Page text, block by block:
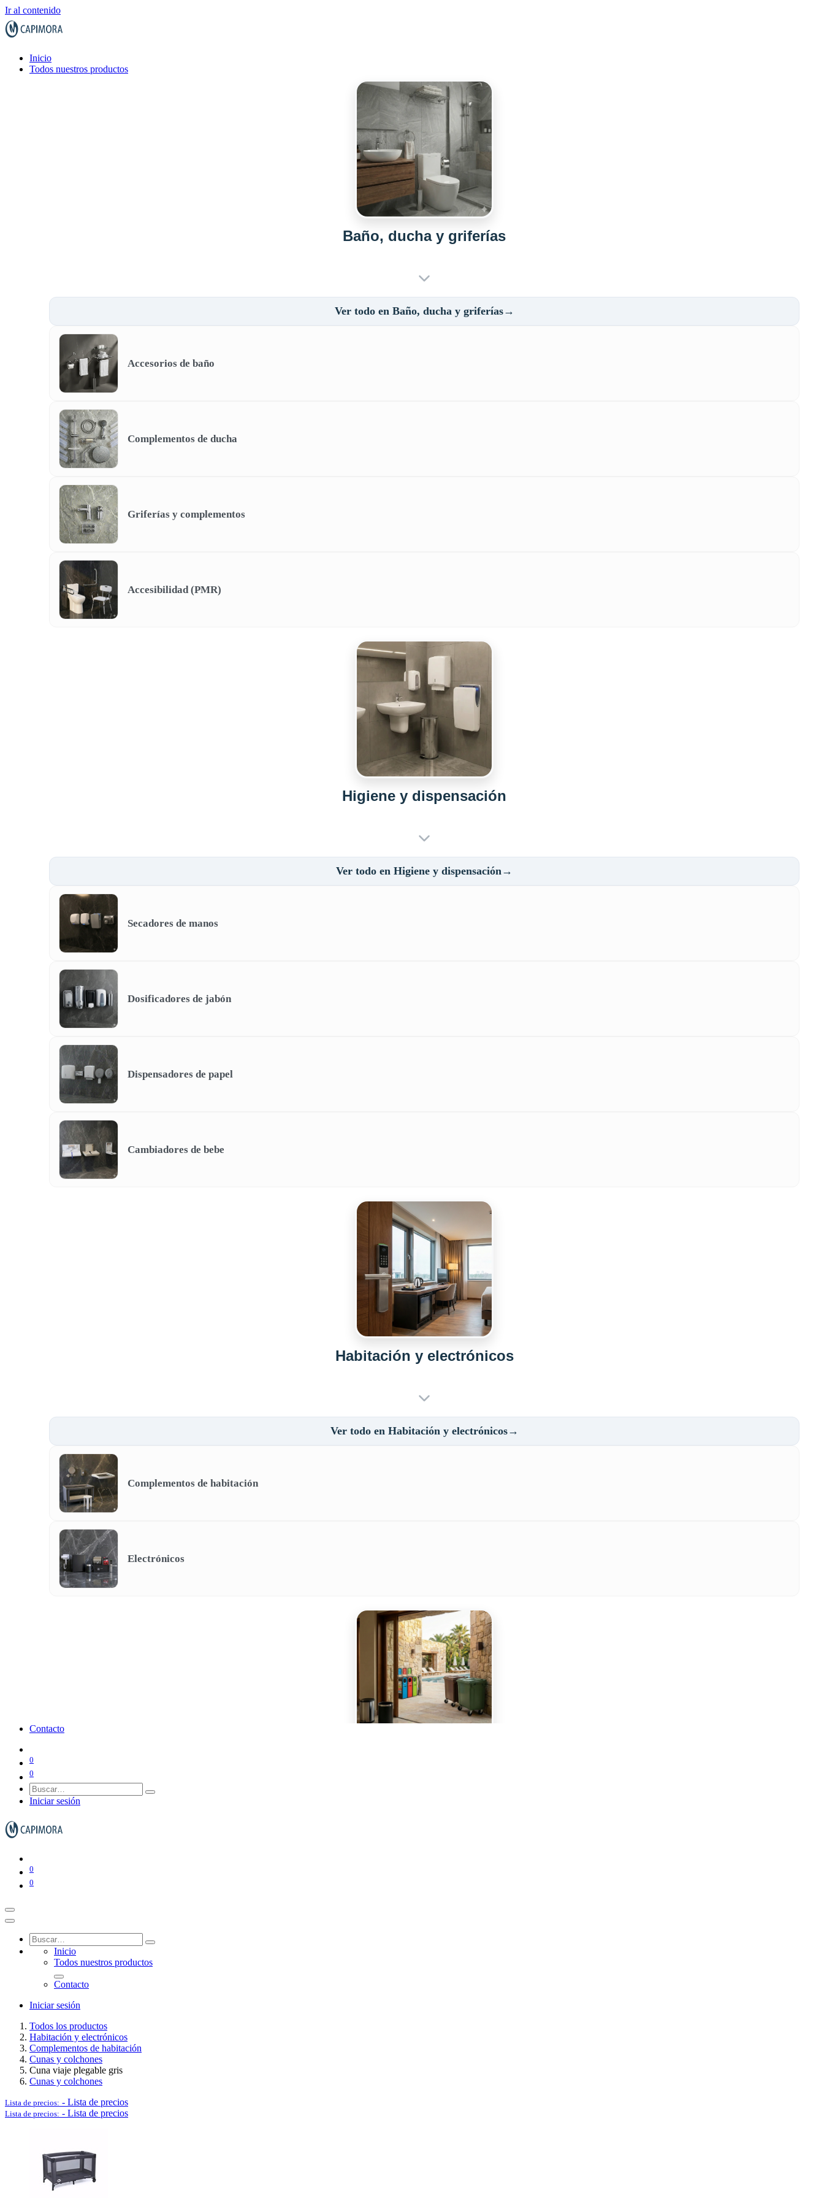
Ir al contenido
Inicio
Todos nuestros productos
Baño, ducha y griferías
Ver todo en Baño, ducha y griferías→
Accesorios de baño
Complementos de ducha
Griferías y complementos
Accesibilidad (PMR)
Higiene y dispensación
Ver todo en Higiene y dispensación→
Secadores de manos
Dosificadores de jabón
Dispensadores de papel
Cambiadores de bebe
Habitación y electrónicos
Ver todo en Habitación y electrónicos→
Complementos de habitación
Electrónicos
Contenedores de basura
Contacto
0
0
Iniciar sesión
0
0
Inicio
Todos nuestros productos
Contacto
Iniciar sesión
Todos los productos
Habitación y electrónicos
Complementos de habitación
Cunas y colchones
Cuna viaje plegable gris
Cunas y colchones
Lista de precios: - Lista de precios
Lista de precios: - Lista de precios